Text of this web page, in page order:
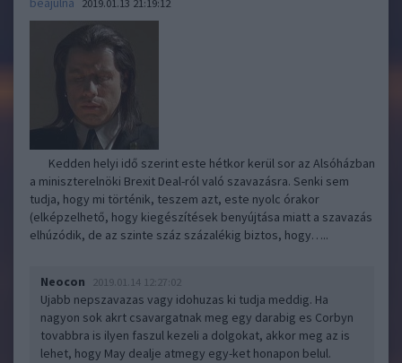
2019.01.13 21:19:12
Kedden helyi idő szerint este hétkor kerül sor az Alsóházban
a miniszterelnöki Brexit Deal-ról való szavazásra. Senki sem
tudja, hogy mi történik, teszem azt, este nyolc órakor
(elképzelhető, hogy kiegészítések benyújtása miatt a szavazás
elhúzódik, de az szinte száz százalékig biztos, hogy…..
Neocon 2019.01.14 12:27:02
Ujabb nepszavazas vagy idohuzas ki tudja meddig. Ha
nagyon sok akrt csavargatnak meg egy darabig es Corbyn
tovabbra is ilyen faszul kezeli a dolgokat, akkor meg az is
lehet, hogy May dealje atmegy egy-ket honapon belul.